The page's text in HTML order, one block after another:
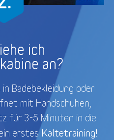
ich
an?
Badebekleidung oder
mit Handschuhen,
für 3-5 Minuten in die
erstesKältetraining!